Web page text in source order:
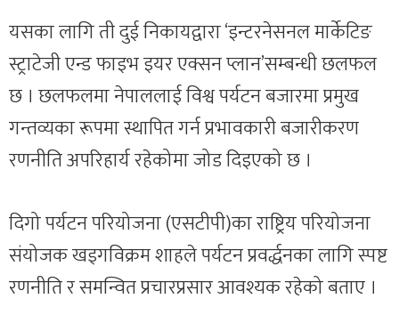
यसका लागि ती दुई निकायद्वारा ‘इन्टरनेसनल मार्केटिङ
स्ट्राटेजी एन्ड फाइभ इयर एक्सन प्लान’सम्बन्धी छलफल
छ । छलफलमा नेपाललाई विश्व पर्यटन बजारमा प्रमुख
गन्तव्यका रूपमा स्थापित गर्न प्रभावकारी बजारीकरण
रणनीति अपरिहार्य रहेकोमा जोड दिइएको छ ।
दिगो पर्यटन परियोजना (एसटीपी)का राष्ट्रिय परियोजना
संयोजक खड्गविक्रम शाहले पर्यटन प्रवर्द्धनका लागि स्पष्ट
रणनीति र समन्वित प्रचारप्रसार आवश्यक रहेको बताए ।